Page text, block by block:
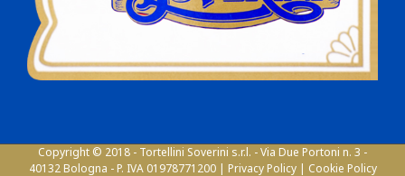
Copyright © 2018 - Tortellini Soverini s.r.l. - Via Due Portoni n. 3 -
40132 Bologna - P. IVA 01978771200 | Privacy Policy| Cookie Policy